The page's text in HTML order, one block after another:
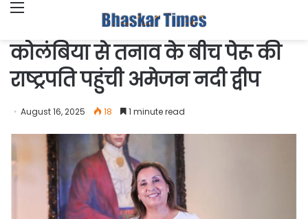
कोलंबिया से तनाव के बीच पेरू की
राष्ट्रपति पहुंची अमेजन नदी द्वीप
August 16, 2025 18 1 minute read